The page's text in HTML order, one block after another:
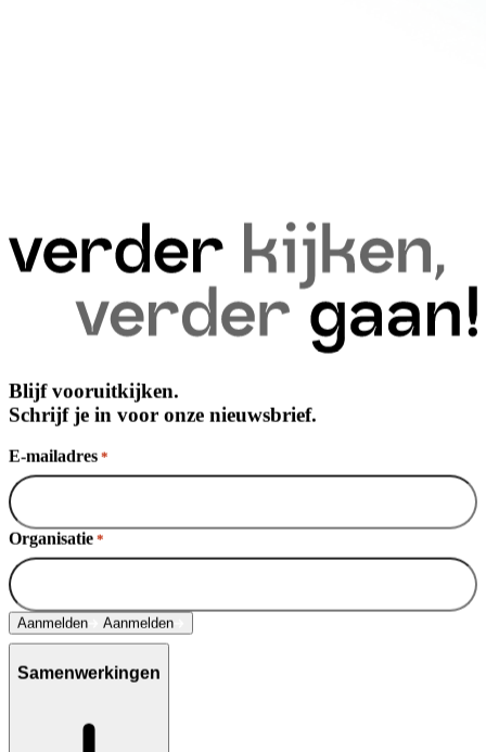
Blijf vooruitkijken.
Schrijf je in voor onze nieuwsbrief.
E-mailadres *
Organisatie *
Aanmelden Aanmelden
Samenwerkingen